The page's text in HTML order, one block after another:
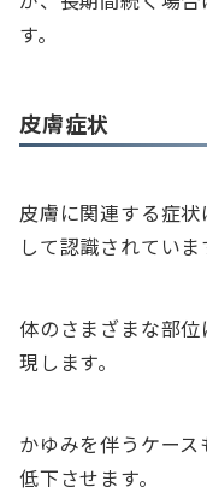
す。
皮膚症状
皮膚に関連する症
して認識されていま
体のさまざまな部
現します。
かゆみを伴うケー
低下させます。